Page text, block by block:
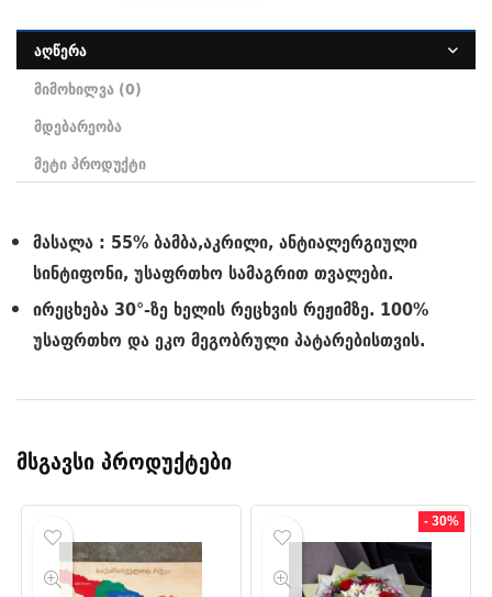
აღწერა
მიმოხილვა (0)
მდებარეობა
მეტი პროდუქტი
მასალა : 55% ბამბა,აკრილი, ანტიალერგიული
სინტიფონი, უსაფრთხო სამაგრით თვალები.
ირეცხება 30°-ზე ხელის რეცხვის რეჟიმზე. 100%
უსაფრთხო და ეკო მეგობრული პატარებისთვის.
მსგავსი პროდუქტები
- 30%